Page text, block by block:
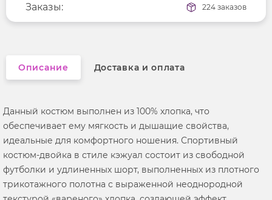
Длина рукава
короткие
Вырез горловины
округлый
Заказы:
224 заказов
Описание Доставка и оплата
Данный костюм выполнен из 100% хлопка, что
обеспечивает ему мягкость и дышащие свойства,
идеальные для комфортного ношения. Спортивный
костюм-двойка в стиле кэжуал состоит из свободной
футболки и удлиненных шорт, выполненных из плотного
трикотажного полотна с выраженной неоднородной